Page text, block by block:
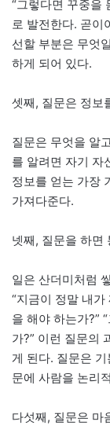
“그렇다면 꾸중을
로 발전한다. 곧이
선할 부분은 무엇
하게 되어 있다.
셋째, 질문은 정보
질문은 무엇을 알
를 알려면 자기 자
정보를 얻는 가장
가져다준다.
넷째, 질문을 하면
일은 산더미처럼
“지금이 정말 내가
을 해야 하는가?”
가?” 이런 질문의
게 된다. 질문은
문에 사람을 논리
다섯째, 질문은 마